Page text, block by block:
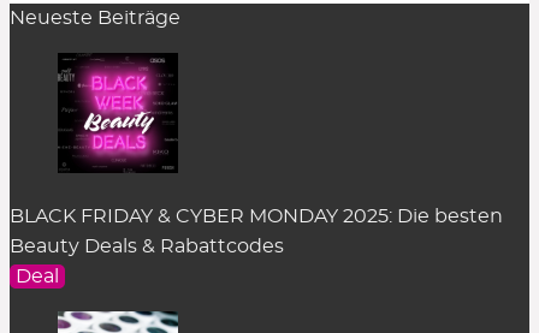
Um den Gutschein-Code anzuzeigen, klicke in
der Rabatt-Beschreibung auf den Button
zeigen“. Es öffnet sich ein Pop-up-Fenster.
Einfach auf„kopieren“
zwischengespeichert.
Im Warenkorb des dazugehörigen Online Shops
kann der Rabattcode im entsprechenden Feld
eingefügt werden. Das Feld befindet sich an
Neueste Beiträge
BLACK FRIDAY & CYBER MONDAY 2025: Die besten
Beauty Deals & Rabattcodes
Deal